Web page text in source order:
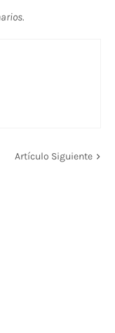
Artículo Siguiente